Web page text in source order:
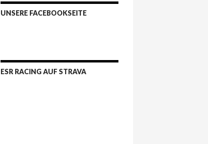
UNSERE FACEBOOKSEITE
ESR RACING AUF STRAVA